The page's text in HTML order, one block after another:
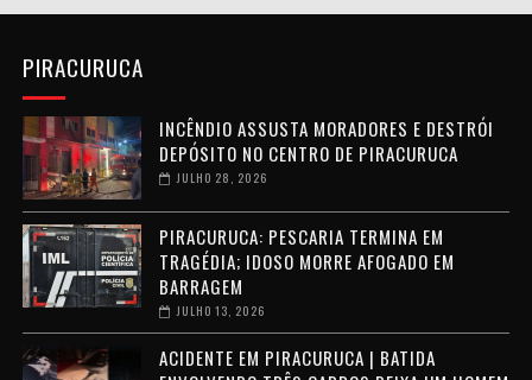
PIRACURUCA
INCÊNDIO ASSUSTA MORADORES E DESTRÓI
DEPÓSITO NO CENTRO DE PIRACURUCA
JULHO 28, 2026
PIRACURUCA: PESCARIA TERMINA EM
TRAGÉDIA; IDOSO MORRE AFOGADO EM
BARRAGEM
JULHO 13, 2026
ACIDENTE EM PIRACURUCA | BATIDA